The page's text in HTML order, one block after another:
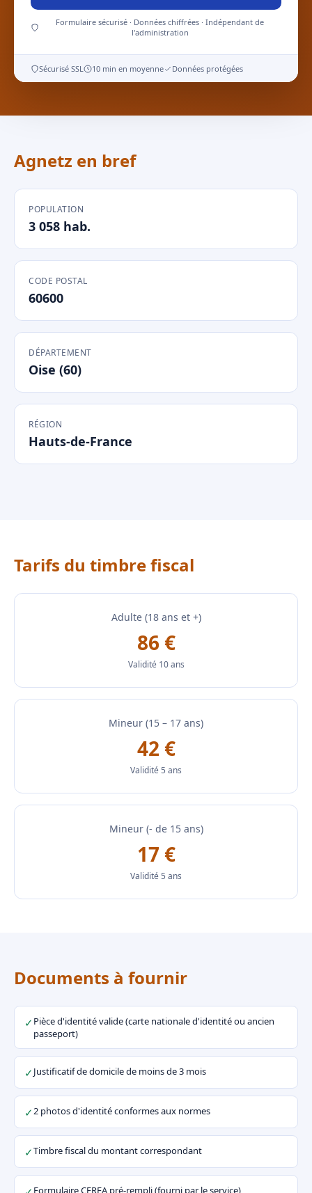
Formulaire sécurisé · Données chiffrées · Indépendant de
l'administration
Sécurisé SSL 10 min en moyenne Données protégées
Agnetz en bref
POPULATION
3 058 hab.
CODE POSTAL
60600
DÉPARTEMENT
Oise (60)
RÉGION
Hauts-de-France
Tarifs du timbre fiscal
Adulte (18 ans et +)
86 €
Validité 10 ans
Mineur (15 – 17 ans)
42 €
Validité 5 ans
Mineur (- de 15 ans)
17 €
Validité 5 ans
Documents à fournir
✓ Pièce d'identité valide (carte nationale d'identité ou ancien
passeport)
✓Justificatif de domicile de moins de 3 mois
✓2 photos d'identité conformes aux normes
✓Timbre fiscal du montant correspondant
Formulaire CERFA pré-rempli (fourni par le service)